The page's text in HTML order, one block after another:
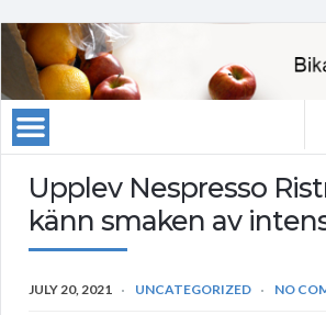
Upplev Nespresso
känn smaken av
JULY 20, 2021 UNCATEGORIZED NO